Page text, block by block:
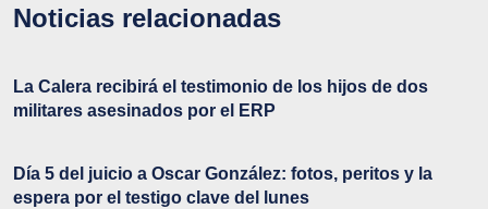
Noticias relacionadas
La Calera recibirá el testimonio de los hijos de dos
militares asesinados por el ERP
Día 5 del juicio a Oscar González: fotos, peritos y la
espera por el testigo clave del lunes